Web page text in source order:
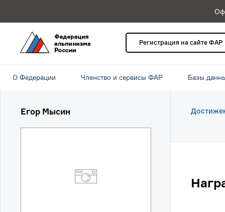
Регистрация на сайте ФАР
О Федерации Членство и сервисы ФАР Базы
Егор Мысин